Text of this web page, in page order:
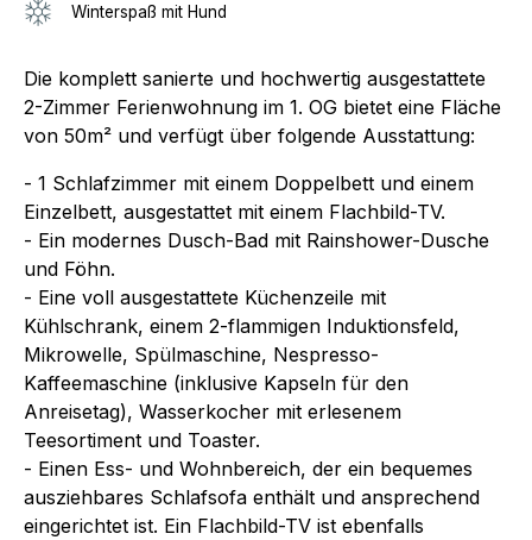
Winterspaß mit Hund
Die komplett sanierte und hochwertig ausgestattete
2-Zimmer Ferienwohnung im 1. OG bietet eine Fläche
von 50m² und verfügt über folgende Ausstattung:
- 1 Schlafzimmer mit einem Doppelbett und einem
Einzelbett, ausgestattet mit einem Flachbild-TV.
- Ein modernes Dusch-Bad mit Rainshower-Dusche
und Föhn.
- Eine voll ausgestattete Küchenzeile mit
Kühlschrank, einem 2-flammigen Induktionsfeld,
Mikrowelle, Spülmaschine, Nespresso-
Kaffeemaschine (inklusive Kapseln für den
Anreisetag), Wasserkocher mit erlesenem
Teesortiment und Toaster.
- Einen Ess- und Wohnbereich, der ein bequemes
ausziehbares Schlafsofa enthält und ansprechend
eingerichtet ist. Ein Flachbild-TV ist ebenfalls